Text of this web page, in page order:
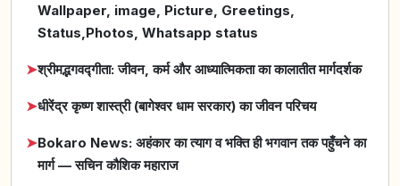
Wallpaper, image, Picture, Greetings,
Status,Photos, Whatsapp status
➤श्रीमद्भगवद्गीता: जीवन, कर्म और आध्यात्मिकता का कालातीत मार्गदर्शक
➤धीरेंद्र कृष्ण शास्त्री (बागेश्वर धाम सरकार) का जीवन परिचय
➤Bokaro News: अहंकार का त्याग व भक्ति ही भगवान तक पहुँचने का
मार्ग — सचिन कौशिक महाराज